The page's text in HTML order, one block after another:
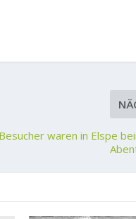
waren in Elspe